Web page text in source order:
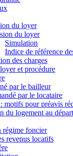
du loyer
du loyer
Simulation
Indice de référence
des charges
et procédure
par le bailleur
par le locataire
motifs pour préavis
du logement au
régime foncier
revenus locatifs